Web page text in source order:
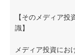
【そのメディア
識】
メディア投資にお